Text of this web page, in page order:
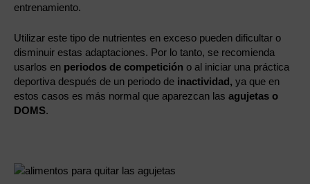
entrenamiento.
Utilizar este tipo de nutrientes en exceso pueden dificultar o
disminuir estas adaptaciones. Por lo tanto, se recomienda
usarlos en periodos de competición o al iniciar una práctica
deportiva después de un periodo de inactividad, ya que en
estos casos es más normal que aparezcan las agujetas o
DOMS.